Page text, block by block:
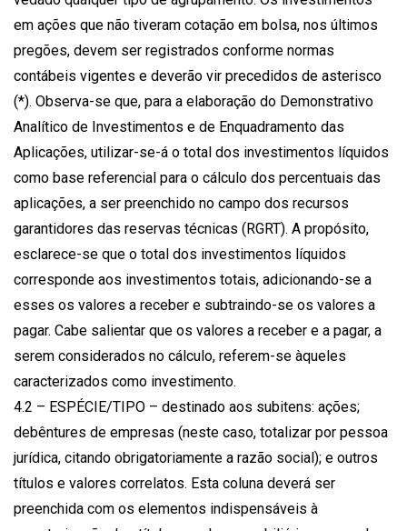
em ações que não tiveram cotação em bolsa, nos últimos
pregões, devem ser registrados conforme normas
contábeis vigentes e deverão vir precedidos de asterisco
(*). Observa-se que, para a elaboração do Demonstrativo
Analítico de Investimentos e de Enquadramento das
Aplicações, utilizar-se-á o total dos investimentos líquidos
como base referencial para o cálculo dos percentuais das
aplicações, a ser preenchido no campo dos recursos
garantidores das reservas técnicas (RGRT). A propósito,
esclarece-se que o total dos investimentos líquidos
corresponde aos investimentos totais, adicionando-se a
esses os valores a receber e subtraindo-se os valores a
pagar. Cabe salientar que os valores a receber e a pagar, a
serem considerados no cálculo, referem-se àqueles
caracterizados como investimento.
4.2 – ESPÉCIE/TIPO – destinado aos subitens: ações;
debêntures de empresas (neste caso, totalizar por pessoa
jurídica, citando obrigatoriamente a razão social); e outros
títulos e valores correlatos. Esta coluna deverá ser
preenchida com os elementos indispensáveis à